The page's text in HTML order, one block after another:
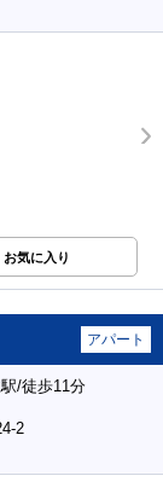
お気に入り
アパート
/徒歩11分
2